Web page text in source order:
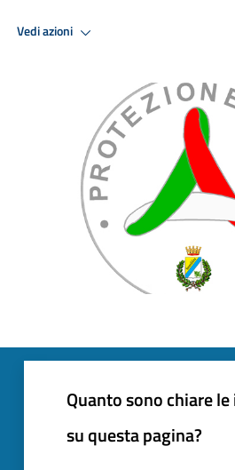
Vedi azioni
Quanto sono chiare
su questa pagina?